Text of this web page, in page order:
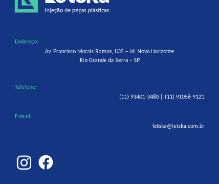
Endereço:
Av. Francisco Morais Ramos, 835 – Jd. Novo Horizonte
Rio Grande da Serra – SP
Telefone:
(11) 93401-3480 | (11) 91056-9121
E-mail:
letska@letska.com.br